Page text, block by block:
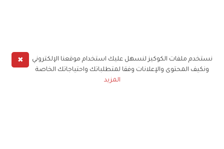
✖
نستخدم ملفات الكوكيز لنسهل عليك استخدام موقعنا الإلكتروني
ونكيف المحتوى والإعلانات وفقا لمتطلباتك واحتياجاتك الخاصة
المزيد